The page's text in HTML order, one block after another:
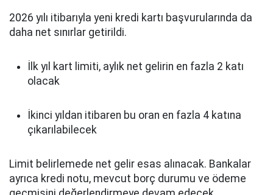
2026 yılı itibarıyla yeni kredi kartı başvurularında da
daha net sınırlar getirildi.
İlk yıl kart limiti, aylık net gelirin en fazla 2 katı
olacak
İkinci yıldan itibaren bu oran en fazla 4 katına
çıkarılabilecek
Limit belirlemede net gelir esas alınacak. Bankalar
ayrıca kredi notu, mevcut borç durumu ve ödeme